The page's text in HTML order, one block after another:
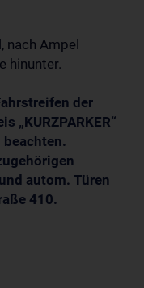
nach Ampel
hinunter.
der
„KURZPARKER“
autom. Türen
410.